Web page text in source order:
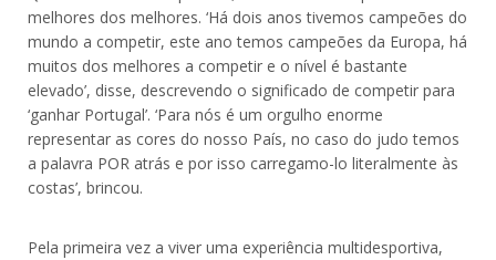
melhores dos melhores. ‘Há dois anos tivemos campeões do
mundo a competir, este ano temos campeões da Europa, há
muitos dos melhores a competir e o nível é bastante
elevado’, disse, descrevendo o significado de competir para
‘ganhar Portugal’. ‘Para nós é um orgulho enorme
representar as cores do nosso País, no caso do judo temos
a palavra POR atrás e por isso carregamo-lo literalmente às
costas’, brincou.
Pela primeira vez a viver uma experiência multidesportiva,